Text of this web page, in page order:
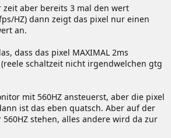
zeit aber bereits 3 mal den wert
HZ) dann zeigt das pixel nur einen
an.
dass das pixel MAXIMAL 2ms
schaltzeit nicht irgendwelchen gtg
mit 560HZ ansteuerst, aber die pixel
ist das eben quatsch. Aber auf der
stehen, alles andere wird da zur